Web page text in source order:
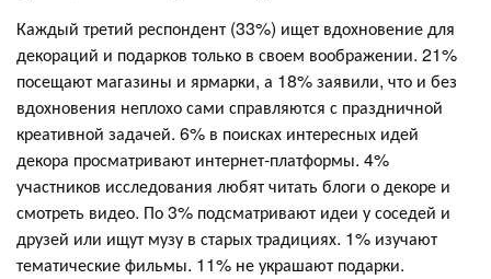
Каждый третий респондент (33%) ищет вдохновение для
декораций и подарков только в своем воображении. 21%
посещают магазины и ярмарки, а 18% заявили, что и без
вдохновения неплохо сами справляются с праздничной
креативной задачей. 6% в поисках интересных идей
декора просматривают интернет-платформы. 4%
участников исследования любят читать блоги о декоре и
смотреть видео. По 3% подсматривают идеи у соседей и
друзей или ищут музу в старых традициях. 1% изучают
тематические фильмы. 11% не украшают подарки.